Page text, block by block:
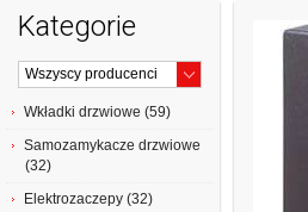
Kategorie
Wkładki drzwiowe (59)
Samozamykacze drzwiowe
(32)
Elektrozaczepy (32)